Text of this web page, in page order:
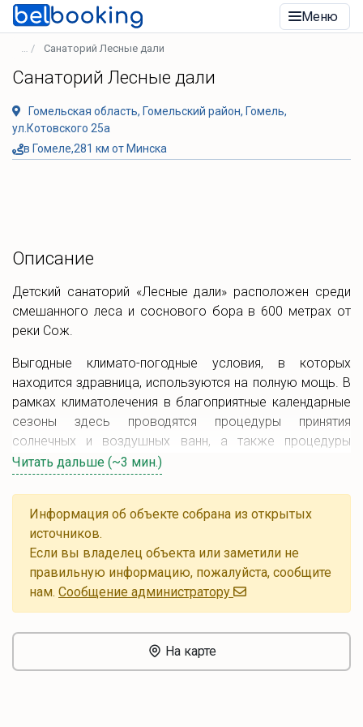
Меню
Санаторий Лесные дали
Санаторий Лесные дали
Гомельская область, Гомельский район, Гомель,
ул.Котовского 25а
в Гомеле,281 км от Минска
Описание
Детский санаторий «Лесные дали» расположен среди
смешанного леса и соснового бора в 600 метрах от
реки Сож.
Выгодные климато-погодные условия, в которых
находится здравница, используются на полную мощь. В
рамках климатолечения в благоприятные календарные
сезоны здесь проводятся процедуры принятия
солнечных и воздушных ванн, а также процедуры
лечебно-оздоровительного пребывания в лесном
микроклимате.
Также, в разрезе природного оздоровления в этом
санатории Беларуси представлены такие лечебно-
профилактические методики, как:
фитотерапия (основывается на питьевом
употреблении пяти профильных травяных сборов);
ароматизированные пресные ванны.
Всего в санатории «Лесные дали» Гомельской области
Читать дальше (~3 мин.)
Информация об объекте собрана из открытых
источников.
Если вы владелец объекта или заметили не
правильную информацию, пожалуйста, сообщите
нам. Cообщение администратору
На карте